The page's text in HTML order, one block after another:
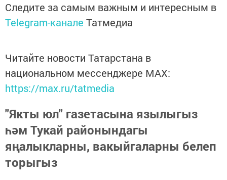
Следите за самым важным и интересным в
Telegram-канале Татмедиа
Читайте новости Татарстана в
национальном мессенджере MАХ:
https://max.ru/tatmedia
"Якты юл" газетасына язылыгыз
һәм Тукай районындагы
яңалыкларны, вакыйгаларны белеп
торыгыз